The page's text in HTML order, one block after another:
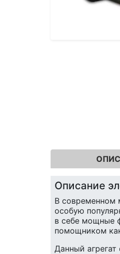
Описание
В современном
особую
в себе мощные
помощником
Данный